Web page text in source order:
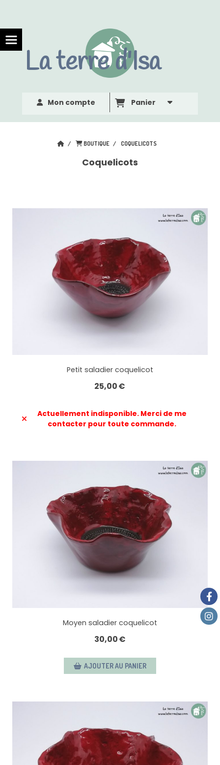
La terre d'Isa
Mon compte Panier
BOUTIQUE COQUELICOTS
Coquelicots
Petit saladier coquelicot
25,00€
Actuellement indisponible. Merci de me
contacter pour toute commande.
Moyen saladier coquelicot
30,00€
AJOUTER AU PANIER